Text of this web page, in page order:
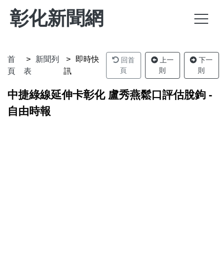
彰化新聞網
首
頁
新聞列
表
即時快
訊
回首
頁
上一
則
下一
則
中捷綠線延伸卡彰化 盧秀燕鬆口評估脫鉤 -
自由時報